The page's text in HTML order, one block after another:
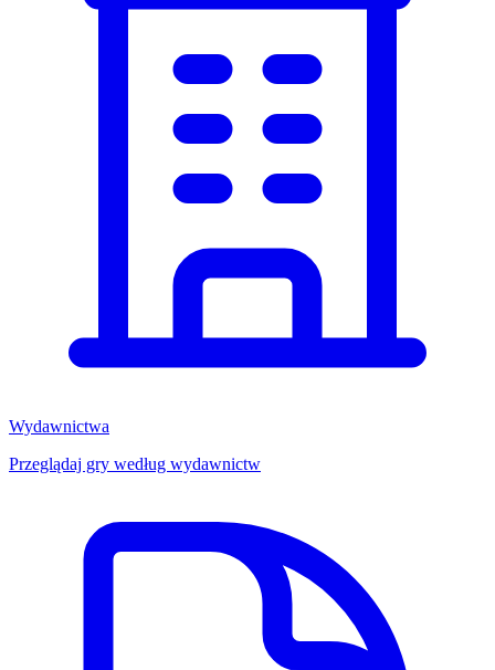
Wydawnictwa
Przeglądaj gry według wydawnictw